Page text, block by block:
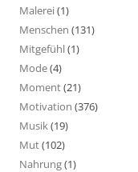
Malerei(1)
Menschen (131)
Mitgefühl(1)
Mode(4)
Moment(21)
Motivation (376)
Musik(19)
Mut(102)
Nahrung(1)